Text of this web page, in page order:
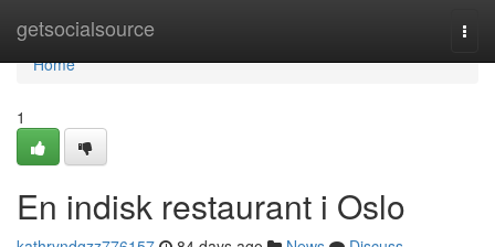
getsocialsource
Home
Home
1
En indisk restaurant i Oslo